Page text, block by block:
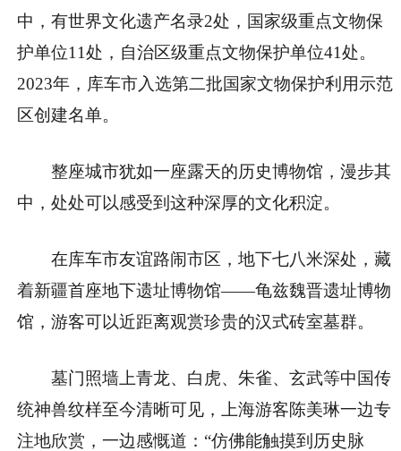
中，有世界文化遗产名录2处，国家级重点文物保
护单位11处，自治区级重点文物保护单位41处。
2023年，库车市入选第二批国家文物保护利用示范
区创建名单。
整座城市犹如一座露天的历史博物馆，漫步其
中，处处可以感受到这种深厚的文化积淀。
在库车市友谊路闹市区，地下七八米深处，藏
着新疆首座地下遗址博物馆——龟兹魏晋遗址博物
馆，游客可以近距离观赏珍贵的汉式砖室墓群。
墓门照墙上青龙、白虎、朱雀、玄武等中国传
统神兽纹样至今清晰可见，上海游客陈美琳一边专
注地欣赏，一边感慨道：“仿佛能触摸到历史脉